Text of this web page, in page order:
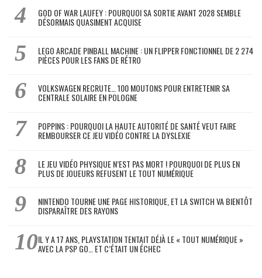
GOD OF WAR LAUFEY : POURQUOI SA SORTIE AVANT 2028 SEMBLE
DÉSORMAIS QUASIMENT ACQUISE
LEGO ARCADE PINBALL MACHINE : UN FLIPPER FONCTIONNEL DE 2 274
PIÈCES POUR LES FANS DE RÉTRO
VOLKSWAGEN RECRUTE… 100 MOUTONS POUR ENTRETENIR SA
CENTRALE SOLAIRE EN POLOGNE
POPPINS : POURQUOI LA HAUTE AUTORITÉ DE SANTÉ VEUT FAIRE
REMBOURSER CE JEU VIDÉO CONTRE LA DYSLEXIE
LE JEU VIDÉO PHYSIQUE N’EST PAS MORT ! POURQUOI DE PLUS EN
PLUS DE JOUEURS REFUSENT LE TOUT NUMÉRIQUE
NINTENDO TOURNE UNE PAGE HISTORIQUE, ET LA SWITCH VA BIENTÔT
DISPARAÎTRE DES RAYONS
IL Y A 17 ANS, PLAYSTATION TENTAIT DÉJÀ LE « TOUT NUMÉRIQUE »
AVEC LA PSP GO… ET C’ÉTAIT UN ÉCHEC